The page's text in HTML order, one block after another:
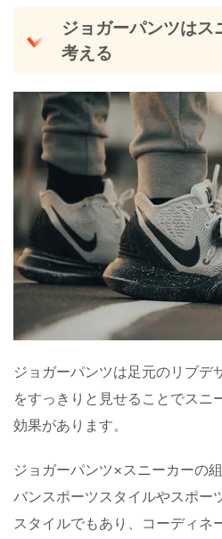
ジョガーパンツはス
考える
ジョガーパンツは足元のリブデ
をすっきりと見せることでスニ
効果があります。
ジョガーパンツ×スニーカーの
バンスポーツスタイルやスポー
スタイルでもあり、コーディネ